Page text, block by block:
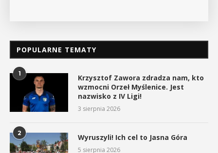
POPULARNE TEMATY
1
Krzysztof Zawora zdradza nam, kto
wzmocni Orzeł Myślenice. Jest
nazwisko z IV Ligi!
3 sierpnia 2026
2 Wyruszyli! Ich cel to Jasna Góra
5 sierpnia 2026